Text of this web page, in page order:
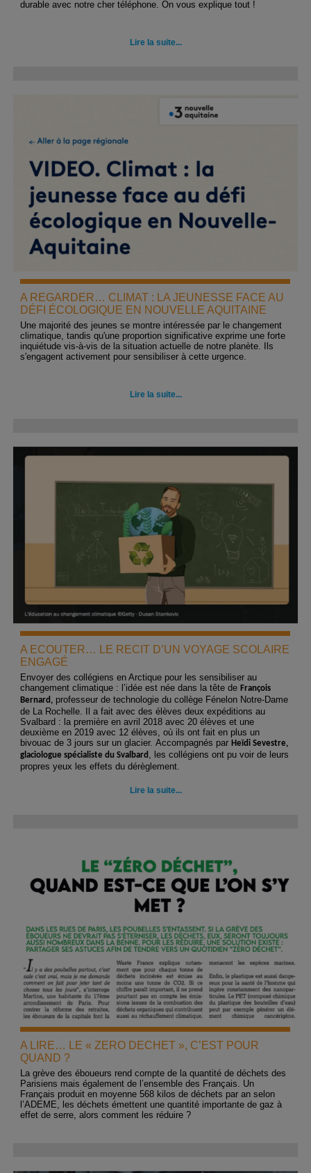
durable avec notre cher téléphone. On vous explique tout !
Lire la suite...
A REGARDER… CLIMAT : LA JEUNESSE FACE AU
DÉFI ÉCOLOGIQUE EN NOUVELLE AQUITAINE
Une majorité des jeunes se montre intéressée par le changement
climatique, tandis qu'une proportion significative exprime une forte
inquiétude vis-à-vis de la situation actuelle de notre planète. Ils
s'engagent activement pour sensibiliser à cette urgence.
Lire la suite...
A ECOUTER… LE RECIT D’UN VOYAGE SCOLAIRE
ENGAGÉ
Envoyer des collégiens en Arctique pour les sensibiliser au
changement climatique : l’idée est née dans la tête deFrançois
Bernard, professeur de technologie du collège Fénelon Notre-Dame
de La Rochelle. Il a fait avec des élèves deux expéditions au
Svalbard : la première en avril 2018 avec 20 élèves et une
deuxième en 2019 avec 12 élèves, où ils ont fait en plus un
bivouac de 3 jours sur un glacier. Accompagnés parHeïdi Sevestre,
glaciologue spécialiste du Svalbard , les collégiens ont pu voir de leurs
propres yeux les effets du dérèglement.
Lire la suite...
A LIRE… LE « ZERO DECHET », C’EST POUR
QUAND ?
La grève des éboueurs rend compte de la quantité de déchets des
Parisiens mais également de l’ensemble des Français. Un
Français produit en moyenne 568 kilos de déchets par an selon
l’ADEME, les déchets émettent une quantité importante de gaz à
effet de serre, alors comment les réduire ?